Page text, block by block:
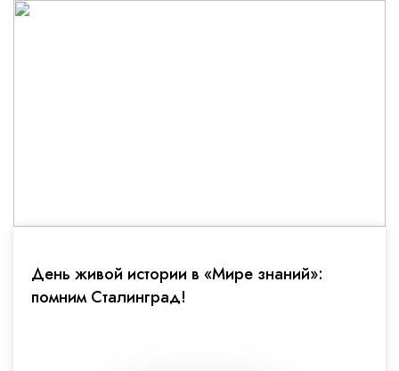
День живой истории в «Мире знаний»:
помним Сталинград!